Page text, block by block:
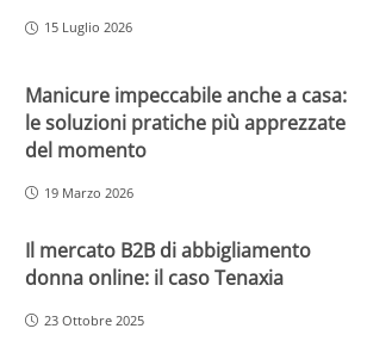
15 Luglio 2026
Manicure impeccabile anche a casa:
le soluzioni pratiche più apprezzate
del momento
19 Marzo 2026
Il mercato B2B di abbigliamento
donna online: il caso Tenaxia
23 Ottobre 2025